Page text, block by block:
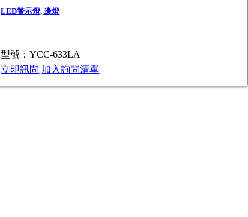
LED警示燈, 邊燈
型號：YCC-633LA
立即訊問 加入詢問清單